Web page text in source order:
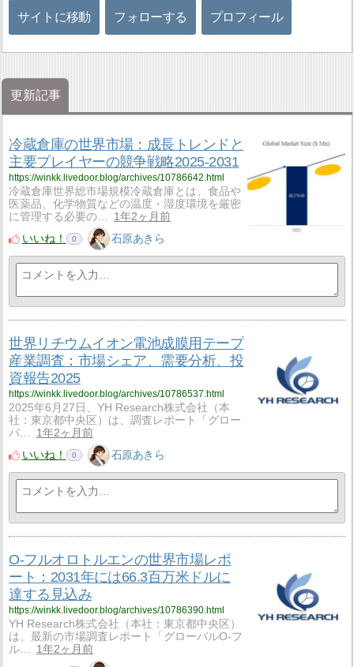
サイトに移動 フォローする プロフィール
更新記事
冷蔵倉庫の世界市場：成長トレンドと
主要プレイヤーの競争戦略2025-2031
https://winkk.livedoor.blog/archives/10786642.html
冷蔵倉庫世界総市場規模冷蔵倉庫とは、食品や
医薬品、化学物質などの温度・湿度環境を厳密
に管理する必要の…
1年2ヶ月前
いいね！
0 石原あきら
世界リチウムイオン電池成膜用テープ
産業調査：市場シェア、需要分析、投
資報告2025
https://winkk.livedoor.blog/archives/10786537.html
2025年6月27日、YH Research株式会社（本
社：東京都中央区）は、調査レポート「グロー
バ…
1年2ヶ月前
いいね！
0 石原あきら
O-フルオロトルエンの世界市場レポ
ート：2031年には66.3百万米ドルに
達する見込み
https://winkk.livedoor.blog/archives/10786390.html
YH Research株式会社（本社：東京都中央区）
は、最新の市場調査レポート「グローバルO-フ
ル…
1年2ヶ月前